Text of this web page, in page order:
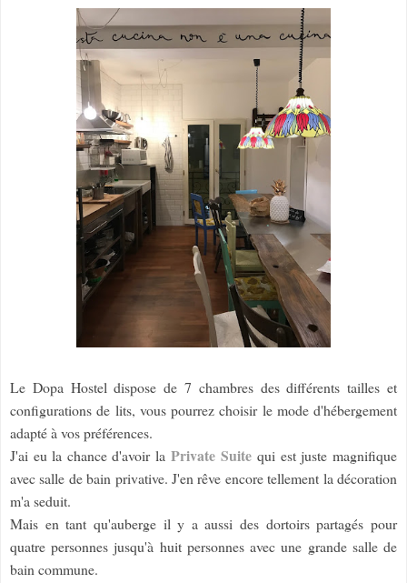
Le Dopa Hostel dispose de 7 chambres des différents tailles et
configurations de lits, vous pourrez choisir le mode d'hébergement
adapté à vos préférences.
J'ai eu la chance d'avoir laPrivate Suitequi est juste magnifique
avec salle de bain privative. J'en rêve encore tellement la décoration
m'a seduit.
Mais en tant qu'auberge il y a aussi des dortoirs partagés pour
quatre personnes jusqu'à huit personnes avec une grande salle de
bain commune.